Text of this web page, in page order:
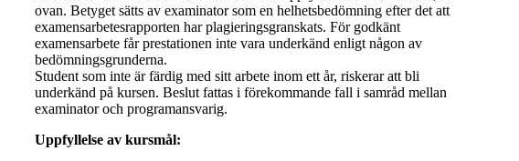
ovan. Betyget sätts av examinator som en helhetsbedömning efter det att
examensarbetesrapporten har plagieringsgranskats. För godkänt
examensarbete får prestationen inte vara underkänd enligt någon av
bedömningsgrunderna.
Student som inte är färdig med sitt arbete inom ett år, riskerar att bli
underkänd på kursen. Beslut fattas i förekommande fall i samråd mellan
examinator och programansvarig.
Uppfyllelse av kursmål: